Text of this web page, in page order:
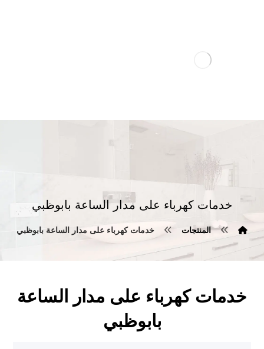
خدمات كهرباء على مدار الساعة بابوظبي
المنتجات خدمات كهرباء على مدار الساعة بابوظبي
خدمات كهرباء على مدار الساعة
بابوظبي